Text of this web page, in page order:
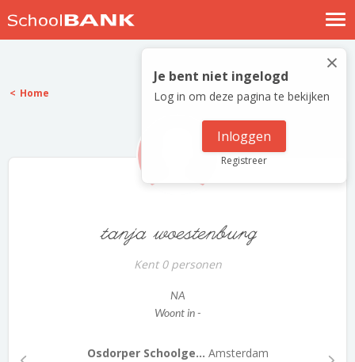
Nostalgische verhalen
Log in
Meld je gratis aan
×
Je bent niet ingelogd
Log in om deze pagina te bekijken
Inloggen
Registreer
Home
tanja woestenburg
Kent 0 personen
NA
Woont in -
Osdorper Schoolge... Amsterdam